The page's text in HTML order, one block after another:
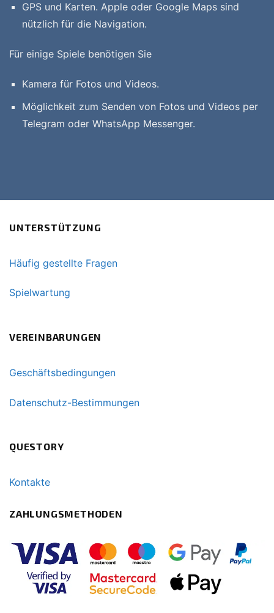
GPS und Karten. Apple oder Google Maps sind
nützlich für die Navigation.
Für einige Spiele benötigen Sie
Kamera für Fotos und Videos.
Möglichkeit zum Senden von Fotos und Videos per
Telegram oder WhatsApp Messenger.
UNTERSTÜTZUNG
Häufig gestellte Fragen
Spielwartung
VEREINBARUNGEN
Geschäftsbedingungen
Datenschutz-Bestimmungen
QUESTORY
Kontakte
ZAHLUNGSMETHODEN